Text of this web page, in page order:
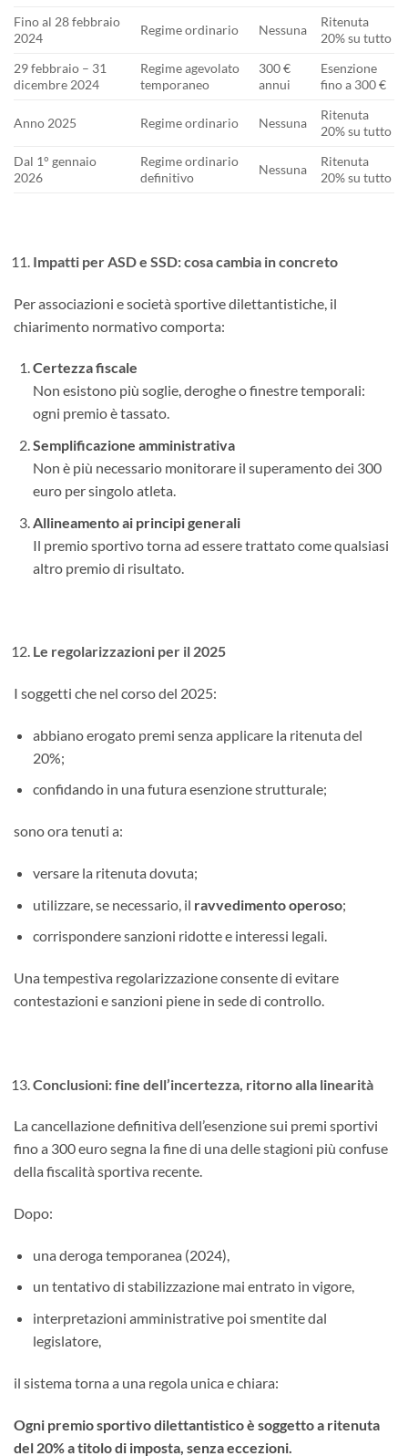
Fino al 28 febbraio
2024
Regime ordinario Nessuna
Ritenuta
20% su tutto
29 febbraio – 31
dicembre 2024
Regime agevolato
temporaneo
300 €
annui
Esenzione
fino a 300 €
Anno 2025 Regime ordinario Nessuna
Ritenuta
20% su tutto
Dal 1° gennaio
2026
Regime ordinario
definitivo
Nessuna
Ritenuta
20% su tutto
Impatti per ASD e SSD: cosa cambia in concreto
Per associazioni e società sportive dilettantistiche, il
chiarimento normativo comporta:
Certezza fiscale
Non esistono più soglie, deroghe o finestre temporali:
ogni premio è tassato.
Semplificazione amministrativa
Non è più necessario monitorare il superamento dei 300
euro per singolo atleta.
Allineamento ai principi generali
Il premio sportivo torna ad essere trattato come qualsiasi
altro premio di risultato.
Le regolarizzazioni per il 2025
I soggetti che nel corso del 2025:
abbiano erogato premi senza applicare la ritenuta del
20%;
confidando in una futura esenzione strutturale;
sono ora tenuti a:
versare la ritenuta dovuta;
utilizzare, se necessario, il ravvedimento operoso;
corrispondere sanzioni ridotte e interessi legali.
Una tempestiva regolarizzazione consente di evitare
contestazioni e sanzioni piene in sede di controllo.
Conclusioni: fine dell’incertezza, ritorno alla linearità
La cancellazione definitiva dell’esenzione sui premi sportivi
fino a 300 euro segna la fine di una delle stagioni più confuse
della fiscalità sportiva recente.
Dopo:
una deroga temporanea (2024),
un tentativo di stabilizzazione mai entrato in vigore,
interpretazioni amministrative poi smentite dal
legislatore,
il sistema torna a una regola unica e chiara:
Ogni premio sportivo dilettantistico è soggetto a ritenuta
del 20% a titolo di imposta, senza eccezioni.